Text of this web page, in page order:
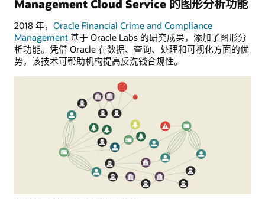
Management Cloud Service 的图形分析功能
2018 年， Oracle Financial Crime and Compliance
Management 基于 Oracle Labs 的研究成果，添加了图形分
析功能。凭借 Oracle 在数据、查询、处理和可视化方面的优
势，该技术可帮助机构提高反洗钱合规性。